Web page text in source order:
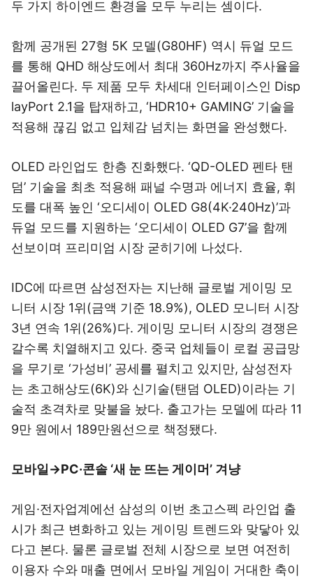
두 가지 하이엔드 환경을 모두 누리는 셈이다.
함께 공개된 27형 5K 모델(G80HF) 역시 듀얼 모드
를 통해 QHD 해상도에서 최대 360Hz까지 주사율을
끌어올린다. 두 제품 모두 차세대 인터페이스인 Disp
layPort 2.1을 탑재하고, ‘HDR10+ GAMING’ 기술을
적용해 끊김 없고 입체감 넘치는 화면을 완성했다.
OLED 라인업도 한층 진화했다. ‘QD-OLED 펜타 탠
덤’ 기술을 최초 적용해 패널 수명과 에너지 효율, 휘
도를 대폭 높인 ‘오디세이 OLED G8(4K·240Hz)’과
듀얼 모드를 지원하는 ‘오디세이 OLED G7’을 함께
선보이며 프리미엄 시장 굳히기에 나섰다.
IDC에 따르면 삼성전자는 지난해 글로벌 게이밍 모
니터 시장 1위(금액 기준 18.9%), OLED 모니터 시장
3년 연속 1위(26%)다. 게이밍 모니터 시장의 경쟁은
갈수록 치열해지고 있다. 중국 업체들이 로컬 공급망
을 무기로 ‘가성비’ 공세를 펼치고 있지만, 삼성전자
는 초고해상도(6K)와 신기술(탠덤 OLED)이라는 기
술적 초격차로 맞불을 놨다. 출고가는 모델에 따라 11
9만 원에서 189만원선으로 책정됐다.
모바일→PC·콘솔 ‘새 눈 뜨는 게이머’ 겨냥
게임·전자업계에선 삼성의 이번 초고스펙 라인업 출
시가 최근 변화하고 있는 게이밍 트렌드와 맞닿아 있
다고 본다. 물론 글로벌 전체 시장으로 보면 여전히
이용자 수와 매출 면에서 모바일 게임이 거대한 축이